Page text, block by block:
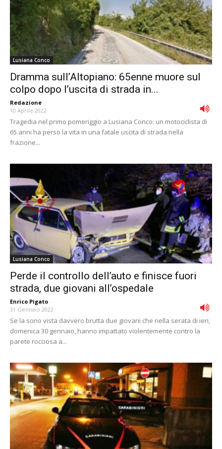
Lusiana Conco
Dramma sull’Altopiano: 65enne muore sul
colpo dopo l’uscita di strada in...
Redazione -
10 Aprile 2022
Tragedia nel primo pomeriggio a Lusiana Conco: un motociclista di
65 anni ha perso la vita in una fatale uscita di strada nella
frazione...
Lusiana Conco
Perde il controllo dell’auto e finisce fuori
strada, due giovani all’ospedale
Enrico Pigato -
31 Gennaio 2022
Se la sono vista davvero brutta due giovani che nella serata di ieri,
domenica 30 gennaio, hanno impattato violentemente contro la
parete rocciosa a...